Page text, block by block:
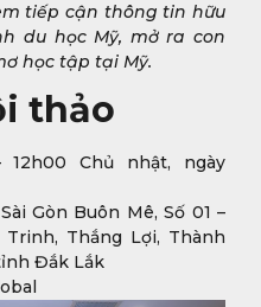
tiếp cận thông tin hữu
du học Mỹ, mở ra con
học tập tại Mỹ.
thảo
Chủ nhật, ngày
Gòn Buôn Mê, Số 01 –
Thắng Lợi, Thành
Đắk Lắk